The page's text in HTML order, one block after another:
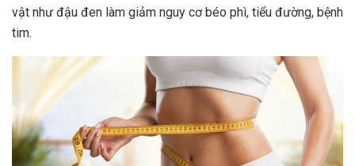
vật như đậu đen làm giảm nguy cơ béo phì, tiểu đường, bệnh
tim.